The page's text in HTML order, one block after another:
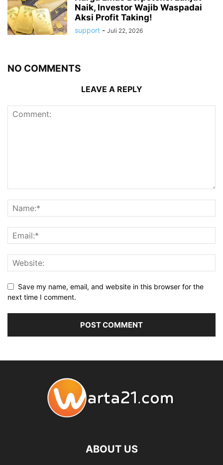
Naik, Investor Wajib Waspadai
Aksi Profit Taking!
support - Juli 22, 2026
NO COMMENTS
LEAVE A REPLY
Save my name, email, and website in this browser for the
next time I comment.
ABOUT US